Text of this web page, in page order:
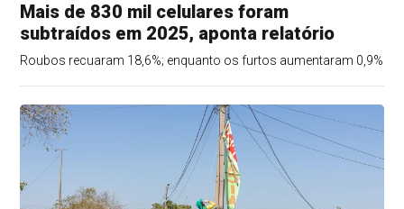
Mais de 830 mil celulares foram
subtraídos em 2025, aponta relatório
Roubos recuaram 18,6%; enquanto os furtos aumentaram 0,9%